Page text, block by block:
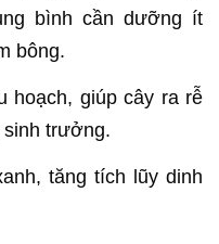
bình cần dưỡng ít
bông.
hoạch, giúp cây ra rễ
trưởng.
tăng tích lũy dinh